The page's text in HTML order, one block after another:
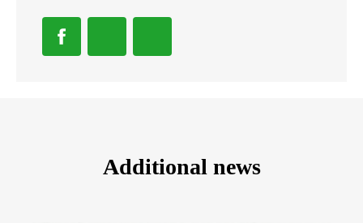
Additional news